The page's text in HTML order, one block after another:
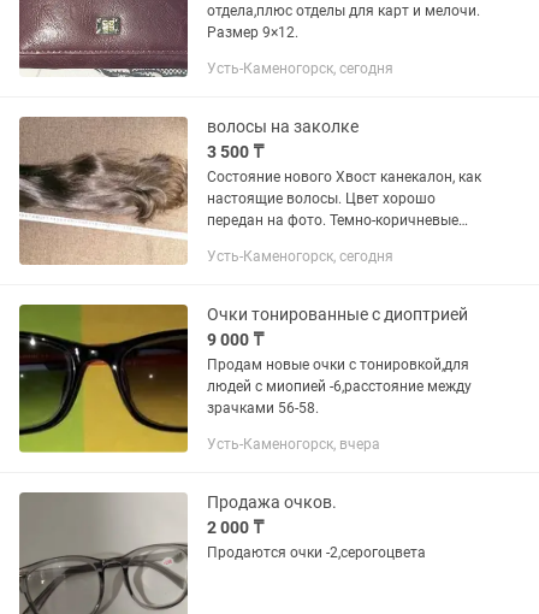
отдела,плюс отделы для карт и мелочи.
Размер 9×12.
Усть-Каменогорск, сегодня
волосы на заколке
3 500 ₸
Состояние нового Хвост канекалон, как
настоящие волосы. Цвет хорошо
передан на фото. Темно-коричневые
блеском. Производство Корея. Носила
Усть-Каменогорск, сегодня
Очки тонированные с диоптрией
9 000 ₸
Продам новые очки с тонировкой,для
людей с миопией -6,расстояние между
зрачками 56-58.
Усть-Каменогорск, вчера
Продажа очков.
2 000 ₸
Продаются очки -2,серогоцвета